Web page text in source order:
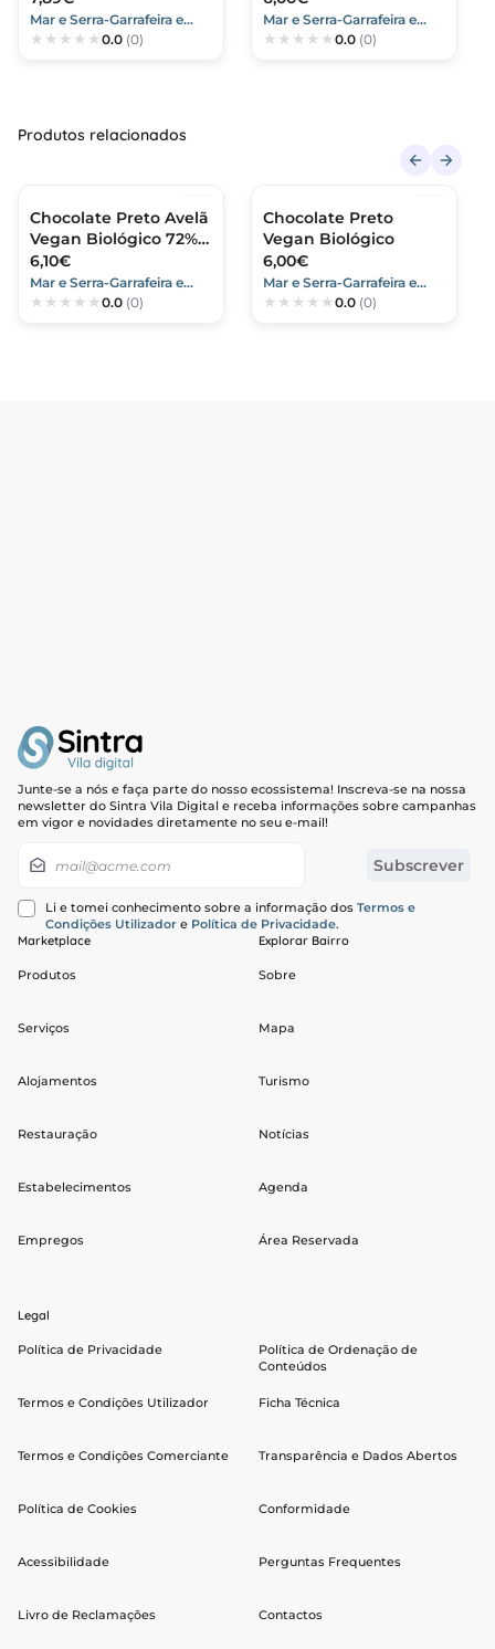
Mar e Serra-Garrafeira e
Mercearia 0.0 (0)
Mar e Serra-Garrafeira e
Mercearia 0.0(0)
Produtos relacionados
Chocolate Preto Avelã
Vegan Biológico 72%
Cacau
6,10€
Mar e Serra-Garrafeira e
Mercearia 0.0 (0)
Chocolate Preto
Vegan Biológico
6,00€
Mar e Serra-Garrafeira e
Mercearia 0.0(0)
Junte-se a nós e faça parte do nosso ecossistema! Inscreva-se na nossa
newsletter do Sintra Vila Digital e receba informações sobre campanhas
em vigor e novidades diretamente no seu e-mail!
Subscrever
Li e tomei conhecimento sobre a informação dos Termos e
Condições Utilizador e Política de Privacidade.
Marketplace
Produtos
Serviços
Alojamentos
Restauração
Estabelecimentos
Empregos
Explorar Bairro
Sobre
Mapa
Turismo
Notícias
Agenda
Área Reservada
Legal
Política de Privacidade
Termos e Condições Utilizador
Termos e Condições Comerciante
Política de Cookies
Acessibilidade
Livro de Reclamações
Política de Ordenação de
Conteúdos
Ficha Técnica
Transparência e Dados Abertos
Conformidade
Perguntas Frequentes
Contactos